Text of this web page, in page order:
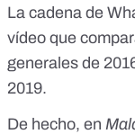
La cadena de
vídeo que
generales de
2019.
De hecho, en